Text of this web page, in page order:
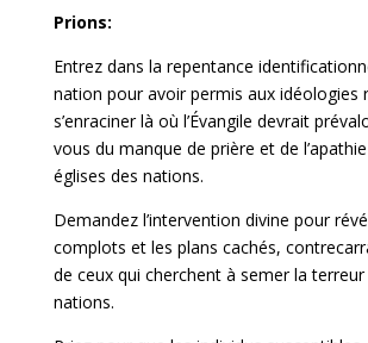
Prions:
Entrez dans la repentance
nation pour avoir permis aux idéologies
s’enraciner là où l’Évangile devrait
vous du manque de prière et de
églises des nations.
Demandez l’intervention divine pour
complots et les plans cachés,
de ceux qui cherchent à semer la terreur
nations.